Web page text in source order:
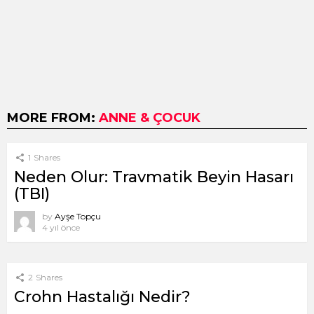
MORE FROM: ANNE & ÇOCUK
1 Shares
Neden Olur: Travmatik Beyin Hasarı
(TBI)
by Ayşe Topçu
4 yıl önce
2 Shares
Crohn Hastalığı Nedir?